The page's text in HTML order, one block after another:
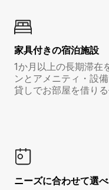
家具付き⁠の宿⁠泊⁠施⁠設
1か月以上の長期滞在
ンとアメニティ・設
貸しでお部屋を借り
ニーズに合わせて選